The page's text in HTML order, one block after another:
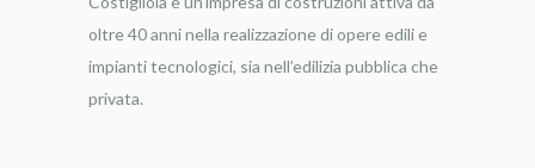
oltre 40 anni nella realizzazione di opere edili e
impianti tecnologici, sia nell’edilizia pubblica che
privata.